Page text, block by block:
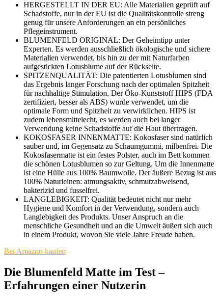
HERGESTELLT IN DER EU: Alle Materialien geprüft auf
Schadstoffe, nur in der EU ist die Qualitätskontrolle streng
genug für unsere Anforderungen an ein persönliches
Pflegeinstrument.
BLUMENFELD ORIGINAL: Der Geheimtipp unter
Experten. Es werden ausschließlich ökologische und sichere
Materialien verwendet, bis hin zu der mit Naturfarben
aufgestickten Lotusblume auf der Rückseite.
SPITZENQUALITÄT: Die patentierten Lotusblumen sind
das Ergebnis langer Forschung nach der optimalen Spitzheit
für nachhaltige Stimulation. Der Öko-Kunststoff HIPS (FDA
zertifiziert, besser als ABS) wurde verwendet, um die
optimale Form und Spitzheit zu verwirklichen. HIPS ist
zudem lebensmittelecht, es werden auch bei langer
Verwendung keine Schadstoffe auf die Haut übertragen.
KOKOSFASER INNENMATTE: Kokosfaser sind natürlich
sauber und, im Gegensatz zu Schaumgummi, milbenfrei. Die
Kokosfasermatte ist ein festes Polster, auch im Bett kommen
die schönen Lotusblumen so zur Geltung. Um die Innenmatte
ist eine Hülle aus 100% Baumwolle. Der äußere Bezug ist aus
100% Naturleinen: atmungsaktiv, schmutzabweisend,
bakterizid und fusselfrei.
LANGLEBIGKEIT: Qualität bedeutet nicht nur mehr
Hygiene und Komfort in der Verwendung, sondern auch
Langlebigkeit des Produkts. Unser Anspruch an die
menschliche Gesundheit und an die Umwelt äußert sich auch
in einem Produkt, wovon Sie viele Jahre Freude haben.
Bei Amazon kaufen
Die Blumenfeld Matte im Test –
Erfahrungen einer Nutzerin